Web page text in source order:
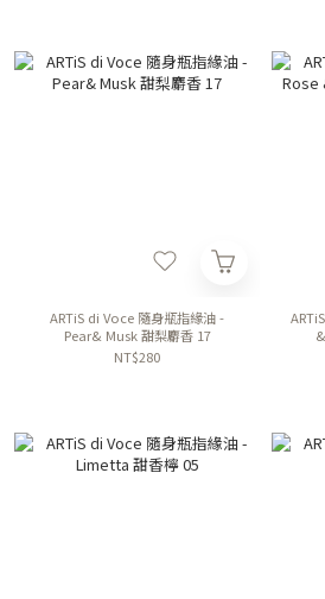
ARTiS di Voce 隨身瓶指緣油 -
Pear& Musk 甜梨麝香 17
NT$280